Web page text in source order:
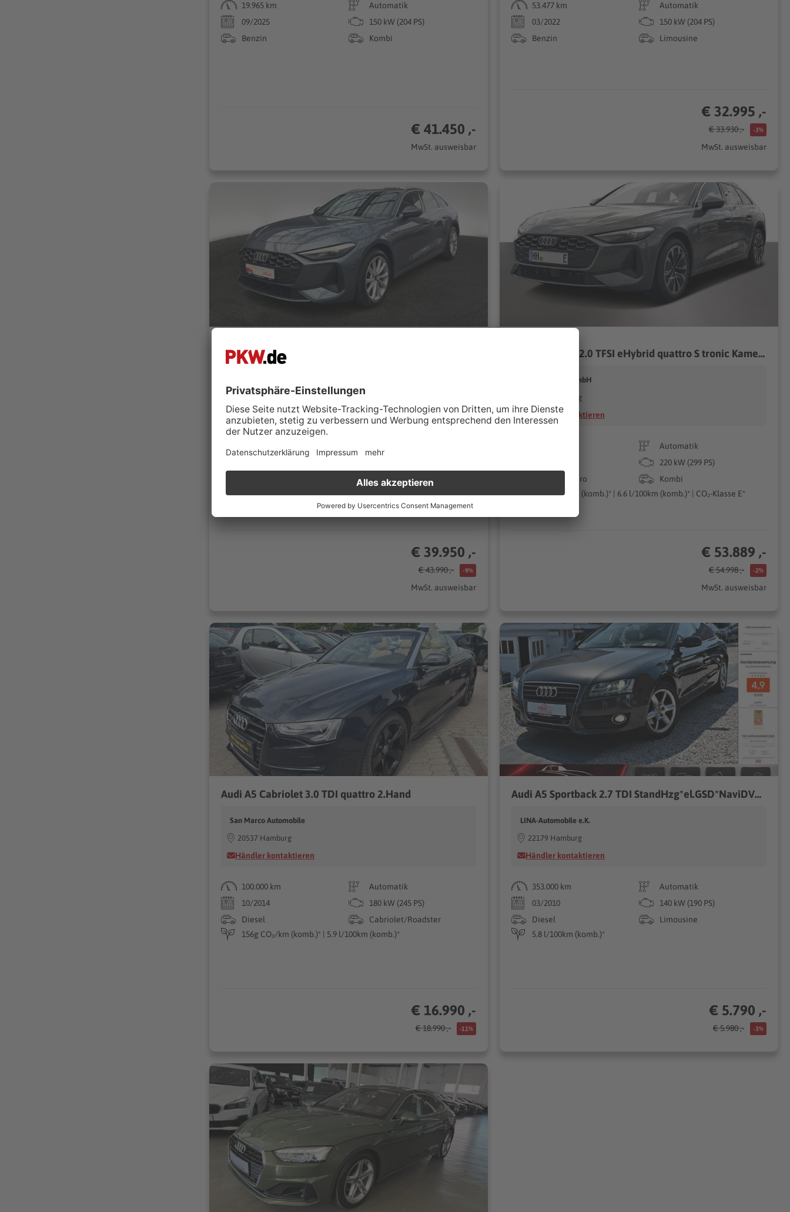
19.965 km
Automatik
09/2025
150 kW (204 PS)
Benzin
Kombi
€ 41.450 ,-
MwSt. ausweisbar
53.477 km
Automatik
03/2022
150 kW (204 PS)
Benzin
Limousine
€ 32.995 ,-
€ 33.930 ,- -3%
MwSt. ausweisbar
22529 Hamburg
Händler kontaktieren
Kombi
€ 39.950 ,-
€ 43.990 ,- -9%
MwSt. ausweisbar
Audi A5 Avant 2.0 TFSI eHybrid quattro S tronic Kamera virtual AHK
Audi Hamburg GmbH
22529 Hamburg
Händler kontaktieren
Automatik
220 kW (299 PS)
Benzin/Elektro
Kombi
150g CO₂/km (komb.)* | 6.6 l/100km (komb.)* | CO₂-Klasse E*
€ 53.889 ,-
€ 54.998 ,- -2%
MwSt. ausweisbar
Audi A5 Cabriolet 3.0 TDI quattro 2.Hand
San Marco Automobile
20537 Hamburg
Händler kontaktieren
100.000 km
Automatik
10/2014
180 kW (245 PS)
Diesel
Cabriolet/Roadster
156g CO₂/km (komb.)* | 5.9 l/100km (komb.)*
€ 16.990 ,-
€ 18.990 ,- -11%
Audi A5 Sportback 2.7 TDI StandHzg*el.GSD*NaviDVD*LED
LINA-Automobile e.K.
22179 Hamburg
Händler kontaktieren
353.000 km
Automatik
03/2010
140 kW (190 PS)
Diesel
Limousine
5.8 l/100km (komb.)*
€ 5.790 ,-
€ 5.980 ,- -3%